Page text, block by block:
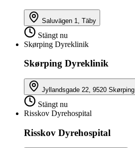
Saluvägen 1, Täby
Stängt nu
Skørping Dyreklinik
Skørping Dyreklinik
Jyllandsgade 22, 9520 Skørping
Stängt nu
Risskov Dyrehospital
Risskov Dyrehospital